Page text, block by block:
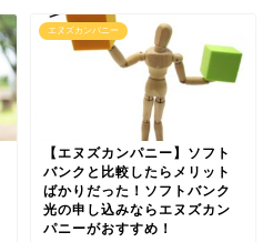
エヌズカンパニー
【エヌズカンパニー】ソフト
バンクと比較したらメリット
ばかりだった！ソフトバンク
光の申し込みならエヌズカン
パニーがおすすめ！